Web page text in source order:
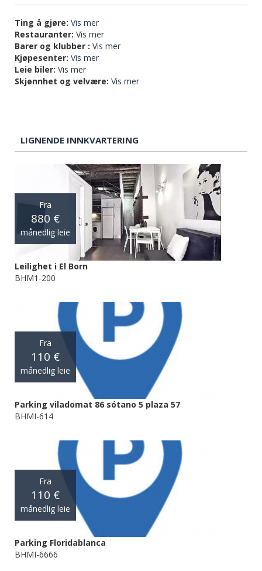
Ting å gjøre: Vis mer
Restauranter: Vis mer
Barer og klubber : Vis mer
Kjøpesenter: Vis mer
Leie biler: Vis mer
Skjønnhet og velvære: Vis mer
LIGNENDE INNKVARTERING
Fra
880 €
månedlig leie
Leilighet i El Born
BHM1-200
Fra
110 €
månedlig leie
Parking viladomat 86 sótano 5 plaza 57
BHMI-614
Fra
110 €
månedlig leie
Parking Floridablanca
BHMI-6666